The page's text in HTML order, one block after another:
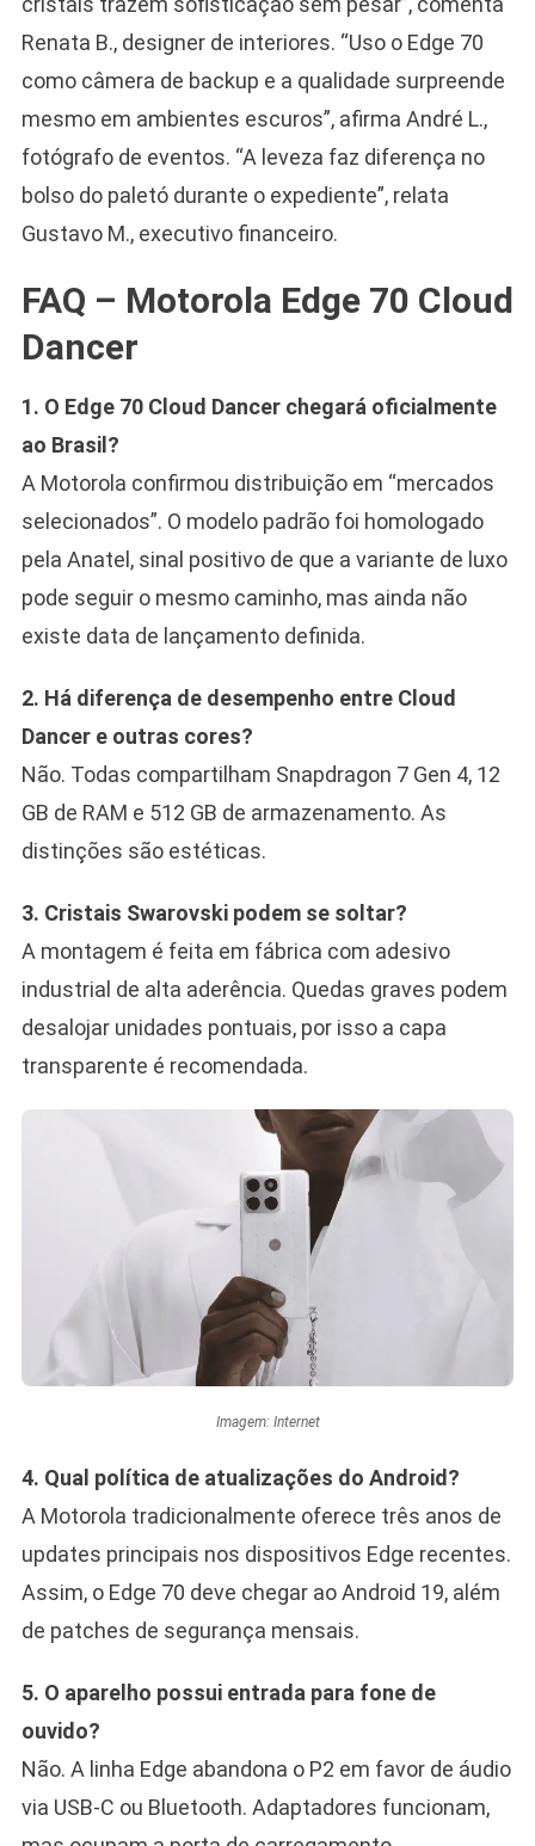
Renata B., designer de interiores. “Uso o Edge 70
como câmera de backup e a qualidade surpreende
mesmo em ambientes escuros”, afirma André L.,
fotógrafo de eventos. “A leveza faz diferença no
bolso do paletó durante o expediente”, relata
Gustavo M., executivo financeiro.
FAQ – Motorola Edge 70 Cloud
Dancer
1. O Edge 70 Cloud Dancer chegará oficialmente
ao Brasil?
A Motorola confirmou distribuição em “mercados
selecionados”. O modelo padrão foi homologado
pela Anatel, sinal positivo de que a variante de luxo
pode seguir o mesmo caminho, mas ainda não
existe data de lançamento definida.
2. Há diferença de desempenho entre Cloud
Dancer e outras cores?
Não. Todas compartilham Snapdragon 7 Gen 4, 12
GB de RAM e 512 GB de armazenamento. As
distinções são estéticas.
3. Cristais Swarovski podem se soltar?
A montagem é feita em fábrica com adesivo
industrial de alta aderência. Quedas graves podem
desalojar unidades pontuais, por isso a capa
transparente é recomendada.
Imagem: Internet
4. Qual política de atualizações do Android?
A Motorola tradicionalmente oferece três anos de
updates principais nos dispositivos Edge recentes.
Assim, o Edge 70 deve chegar ao Android 19, além
de patches de segurança mensais.
5. O aparelho possui entrada para fone de
ouvido?
Não. A linha Edge abandona o P2 em favor de áudio
via USB-C ou Bluetooth. Adaptadores funcionam,